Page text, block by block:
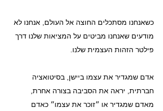
כשאנחנו מסתכלים החוצה אל העולם, אנחנו לא
מודעים שאנחנו מביטים על המציאות שלנו דרך
פילטר הזהות העצמית שלנו.
אדם שמגדיר את עצמו ביישן, בסיטואציה
חברתית, יראה את הסביבה בצורה אחרת,
מאדם שמגדיר או ״זוכר את עצמו״ כאדם